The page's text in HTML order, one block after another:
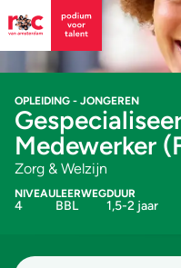
OPLEIDING - JONGEREN
Medewerker
Zorg & Welzijn
NIVEAU
4
LEERWEG
BBL
DUUR
1,5-2 jaar